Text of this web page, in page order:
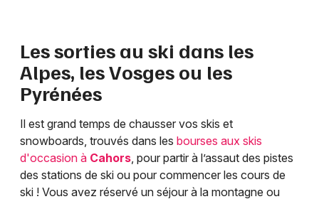
Les sorties au ski dans les
Alpes, les Vosges ou les
Pyrénées
Il est grand temps de chausser vos skis et
snowboards, trouvés dans les bourses aux skis
d'occasion à Cahors, pour partir à l’assaut des pistes
des stations de ski ou pour commencer les cours de
ski ! Vous avez réservé un séjour à la montagne ou